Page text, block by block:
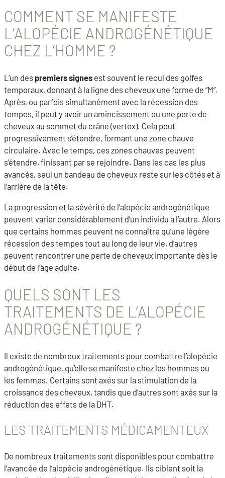
COMMENT SE MANIFESTE
L’ALOPÉCIE ANDROGÉNÉTIQUE
CHEZ L’HOMME ?
L’un des premiers signes est souvent le recul des golfes
temporaux, donnant à la ligne des cheveux une forme de “M”.
Après, ou parfois simultanément avec la récession des
tempes, il peut y avoir un amincissement ou une perte de
cheveux au sommet du crâne (vertex). Cela peut
progressivement s’étendre, formant une zone chauve
circulaire. Avec le temps, ces zones chauves peuvent
s’étendre, finissant par se rejoindre. Dans les cas les plus
avancés, seul un bandeau de cheveux reste sur les côtés et à
l’arrière de la tête.
La progression et la sévérité de l’alopécie androgénétique
peuvent varier considérablement d’un individu à l’autre. Alors
que certains hommes peuvent ne connaître qu’une légère
récession des tempes tout au long de leur vie, d’autres
peuvent rencontrer une perte de cheveux importante dès le
début de l’âge adulte.
QUELS SONT LES
TRAITEMENTS DE L’ALOPÉCIE
ANDROGÉNÉTIQUE ?
Il existe de nombreux traitements pour combattre l’alopécie
androgénétique, qu’elle se manifeste chez les hommes ou
les femmes. Certains sont axés sur la stimulation de la
croissance des cheveux, tandis que d’autres sont axés sur la
réduction des effets de la DHT.
LES TRAITEMENTS MÉDICAMENTEUX
De nombreux traitements sont disponibles pour combattre
l’avancée de l’alopécie androgénétique. Ils ciblent soit la